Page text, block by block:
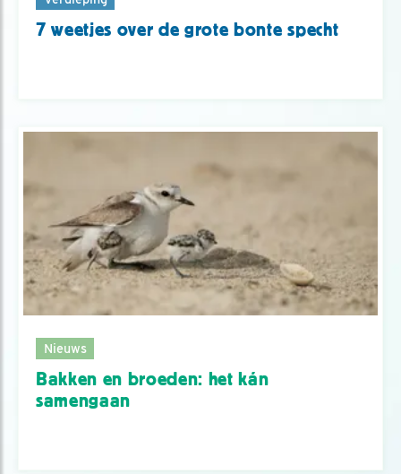
7 weetjes over de grote bonte specht
Nieuws
Bakken en broeden: het kán
samengaan